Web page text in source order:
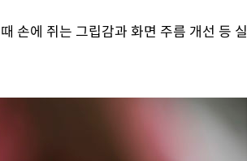
손에 쥐는 그립감과 화면 주름 개선 등 실